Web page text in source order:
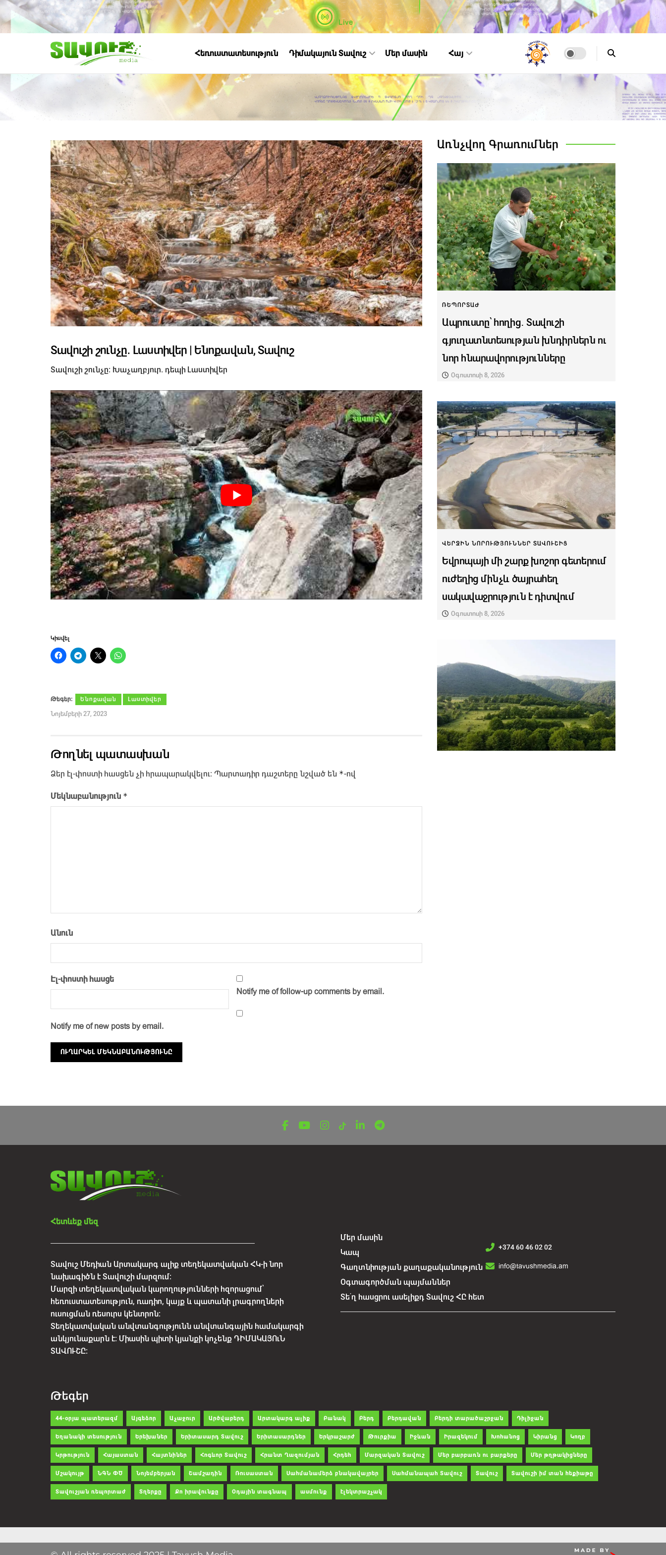
Live
Հեռուստատեսություն Դիմակայուն Տավուշ Մեր մասին Հայ
Տավուշի շունչը․ Լաստիվեր | Ենոքավան, Տավուշ
Տավուշի շունչը։ Խաչաղբյուր. դեպի Լաստիվեր
Կիսվել
Թեգեր։ Ենոքավան Լաստիվեր
Նոյեմբերի 27, 2023
Թողնել պատասխան
Ձեր էլ-փոստի հասցեն չի հրապարակվելու։ Պարտադիր դաշտերը նշված են *-ով
Մեկնաբանություն *
Անուն
Էլ-փոստի հասցե
Notify me of follow-up comments by email.
Notify me of new posts by email.
Առնչվող Գրառումներ
ՌԵՊՈՐՏԱԺ
Ապրուստը՝ հողից․ Տավուշի
գյուղատնտեսության խնդիրներն ու
նոր հնարավորությունները
Օգոստոսի 8, 2026
ՎԵՐՋԻՆ ՆՈՐՈՒԹՅՈՒՆՆԵՐ ՏԱՎՈՒՇԻՑ
Եվրոպայի մի շարք խոշոր գետերում
ուժեղից մինչև ծայրահեղ
սակավաջրություն է դիտվում
Օգոստոսի 8, 2026
Հետևեք մեզ
Տավուշ Մեդիան Արտակարգ ալիք տեղեկատվական ՀԿ-ի նոր
նախագիծն է Տավուշի մարզում:
Մարզի տեղեկատվական կարողությունների հզորացում՝
հեռուստատեսություն, ռադիո, կայք և պատանի լրագրողների
ուսուցման ռեսուրս կենտրոն:
Տեղեկատվական անվտանգությունն անվտանգային համակարգի
անկյունաքարն է: Միասին պիտի կյանքի կոչենք ԴԻՄԱԿԱՅՈւՆ
ՏԱՎՈՒՇԸ:
Մեր մասին
Կապ
Գաղտնիության քաղաքականություն
Օգտագործման պայմաններ
Տե՛ղ հասցրու ասելիքդ Տավուշ ՀԸ հետ
+374 60 46 02 02
info@tavushmedia.am
Թեգեր
44-օրյա պատերազմ Այգեձոր Աչաջուր Արծվաբերդ Արտակարգ ալիք Բանակ Բերդ Բերդավան Բերդի տարածաշրջան Դիլիջան
Եղանակի տեսություն Երեխաներ Երիտասարդ Տավուշ Երիտասարդներ Երկրաշարժ Թուրքիա Իջևան Իրազեկում Խոհանոց Կիրանց Կողբ
Կրթություն Հայաստան Հայտնիներ Հոգևոր Տավուշ Հրանտ Ղազումյան Հրդեհ Մարզական Տավուշ Մեր բարբառն ու բարքերը Մեր թղթակիցները
Մշակույթ ՆԳՆ ՓԾ Նոյեմբերյան Շամշադին Ռուսաստան Սահմանամերձ բնակավայրեր Սահմանապահ Տավուշ Տավուշ Տավուշի իմ տան հեքիաթը
Տավուշյան ռեպորտաժ Տղերքը Քո իրավունքը Օդային տագնապ ասմունք էլեկտրաշչակ